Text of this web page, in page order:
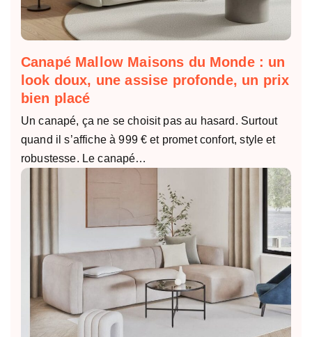
Canapé Mallow Maisons du Monde : un
look doux, une assise profonde, un prix
bien placé
Un canapé, ça ne se choisit pas au hasard. Surtout
quand il s’affiche à 999 € et promet confort, style et
robustesse. Le canapé…